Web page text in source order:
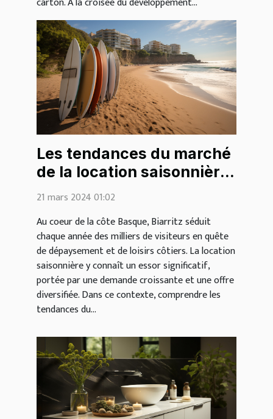
Les tendances du marché
de la location saisonnière
à Biarritz : analyse
21 mars 2024 01:02
Au coeur de la côte Basque, Biarritz séduit
chaque année des milliers de visiteurs en quête
de dépaysement et de loisirs côtiers. La location
saisonnière y connaît un essor significatif,
portée par une demande croissante et une offre
diversifiée. Dans ce contexte, comprendre les
tendances du...